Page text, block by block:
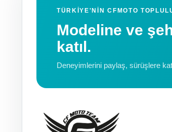
TÜRKIYE'NIN CFMOTO
Modeline ve
katıl.
Deneyimlerini paylaş, sürüşlere